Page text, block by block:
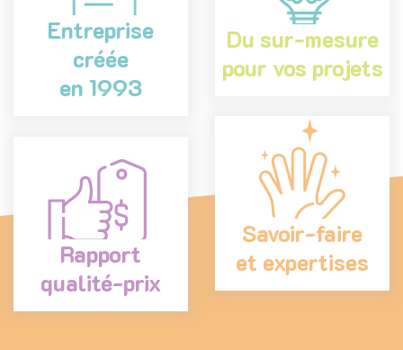
Entreprise
créée
en 1993
Du sur-mesure
pour vos projets
Rapport
qualité-prix
Savoir-faire
et expertises